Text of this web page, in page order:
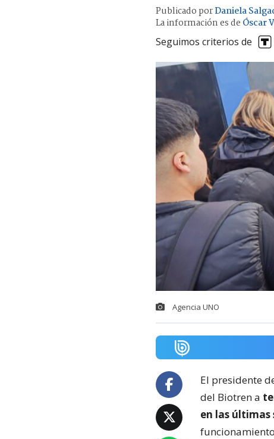
Publicado porDaniela
La información es de Óscar
Seguimos criterios de
Agencia UNO
El presidente
del Biotren a
en las últimas